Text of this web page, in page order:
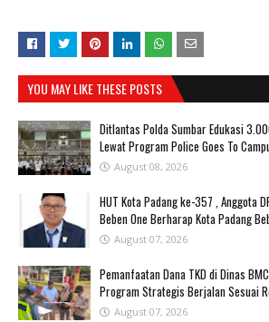
YOU MAY LIKE THESE POSTS
Ditlantas Polda Sumbar Edukasi
Lewat Program Police Goes To
August 08, 2026
HUT Kota Padang ke-357 , Anggota
Beben One Berharap Kota Padang
August 07, 2026
Pemanfaatan Dana TKD di Dinas
Program Strategis Berjalan Sesuai
August 07, 2026